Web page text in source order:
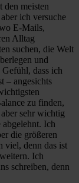
den meisten
ich versuche
E-Mails,
Alltag
suchen, die Welt
und
dass ich
– angesichts
zu finden,
sehr wichtig
abgelehnt. Ich
die größeren
viel, denn das ist
Ich
schreiben, denn